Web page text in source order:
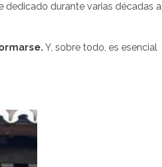
dedicado durante varias décadas a
Y, sobre todo, es esencial